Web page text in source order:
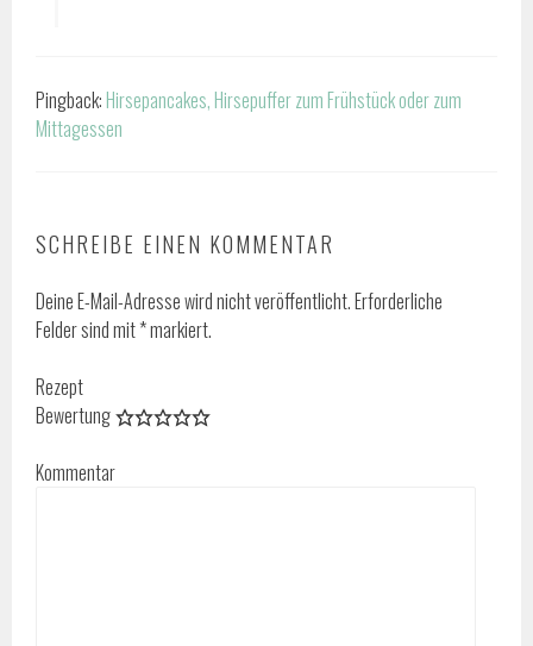
Pingback: Hirsepancakes, Hirsepuffer zum Frühstück oder zum
Mittagessen
SCHREIBE EINEN KOMMENTAR
Deine E-Mail-Adresse wird nicht veröffentlicht.Erforderliche
Felder sind mit*markiert.
Rezept
Bewertung
Kommentar